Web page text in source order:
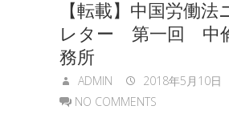
【転載】中国労働法
レター 第一回 中
務所
ADMIN
2018年5月10日
NO COMMENTS